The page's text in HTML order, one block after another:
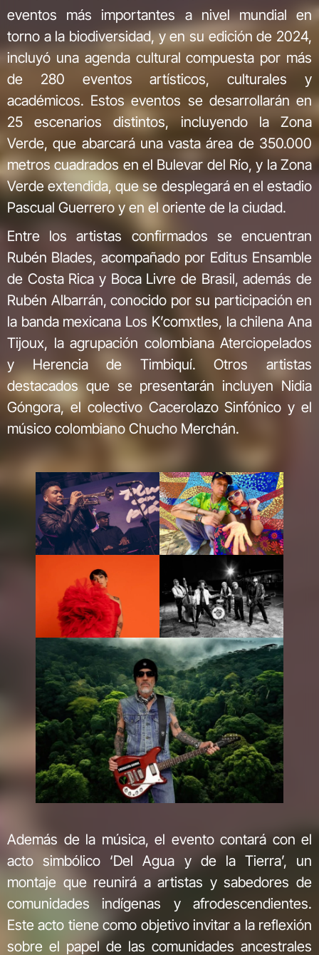
eventos más importantes a nivel mundial en
torno a la biodiversidad, y en su edición de 2024,
incluyó una agenda cultural compuesta por más
de 280 eventos artísticos, culturales y
académicos. Estos eventos se desarrollarán en
25 escenarios distintos, incluyendo la Zona
Verde, que abarcará una vasta área de 350.000
metros cuadrados en el Bulevar del Río, y la Zona
Verde extendida, que se desplegará en el estadio
Pascual Guerrero y en el oriente de la ciudad.
Entre los artistas confirmados se encuentran
Rubén Blades, acompañado por Editus Ensamble
de Costa Rica y Boca Livre de Brasil, además de
Rubén Albarrán, conocido por su participación en
la banda mexicana Los K’comxtles, la chilena Ana
Tijoux, la agrupación colombiana Aterciopelados
y Herencia de Timbiquí. Otros artistas
destacados que se presentarán incluyen Nidia
Góngora, el colectivo Cacerolazo Sinfónico y el
músico colombiano Chucho Merchán.
Además de la música, el evento contará con el
acto simbólico ‘Del Agua y de la Tierra’, un
montaje que reunirá a artistas y sabedores de
comunidades indígenas y afrodescendientes.
Este acto tiene como objetivo invitar a la reflexión
sobre el papel de las comunidades ancestrales